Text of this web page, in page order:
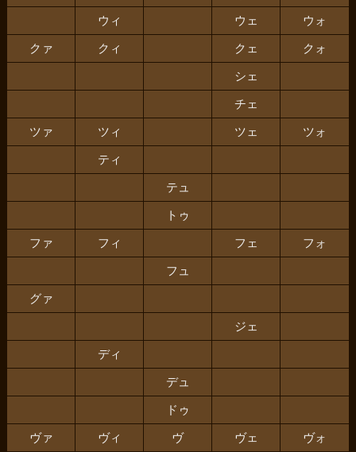
ウィ ウェ ウォ
クァ クィ クェ クォ
シェ
チェ
ツァ ツィ ツェ ツォ
ティ
テュ
トゥ
ファ フィ フェ フォ
フュ
グァ
ジェ
ディ
デュ
ドゥ
ヴァ ヴィ ヴ ヴェ ヴォ